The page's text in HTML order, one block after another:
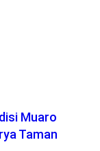
Muaro
Taman